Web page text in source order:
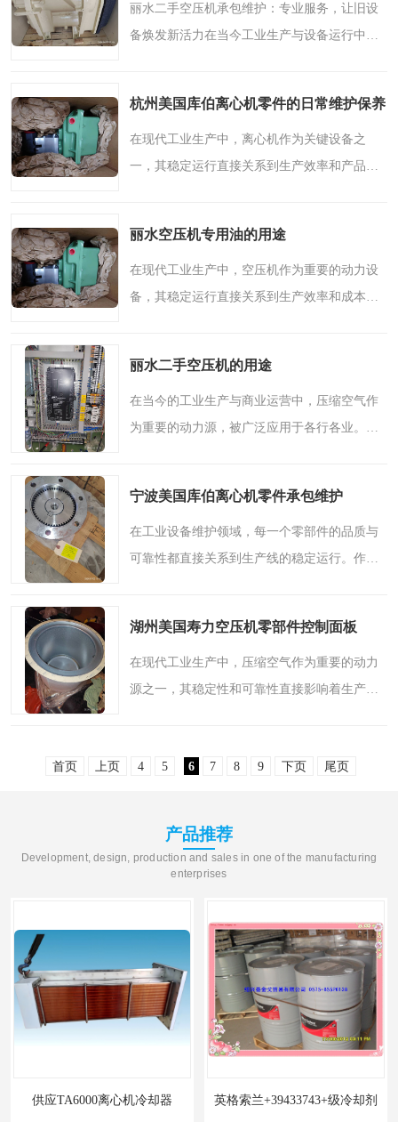
丽水二手空压机承包维护：专业服务，让旧设
备焕发新活力在当今工业生产与设备运行中，
需求的企业或个人而..
杭州美国库伯离心机零件的日常维护保养
在现代工业生产中，离心机作为关键设备之
一，其稳定运行直接关系到生产效率和产品质
保这些精密零件能够长..
丽水空压机专用油的用途
在现代工业生产中，空压机作为重要的动力设
备，其稳定运行直接关系到生产效率和成本控
不仅能提升设备性..
丽水二手空压机的用途
在当今的工业生产与商业运营中，压缩空气作
为重要的动力源，被广泛应用于各行各业。对
是一个值得深思的问..
宁波美国库伯离心机零件承包维护
在工业设备维护领域，每一个零部件的品质与
可靠性都直接关系到生产线的稳定运行。作为
团队与丰富经验，我..
湖州美国寿力空压机零部件控制面板
在现代工业生产中，压缩空气作为重要的动力
源之一，其稳定性和可靠性直接影响着生产线
表现。其中，控制..
首页 上页 4 5 6 7 8 9 下页 尾页
产品推荐
Development, design, production and sales in one of the manufacturing
enterprises
供应TA6000离心机冷却器 英格索兰+39433743+级冷却剂